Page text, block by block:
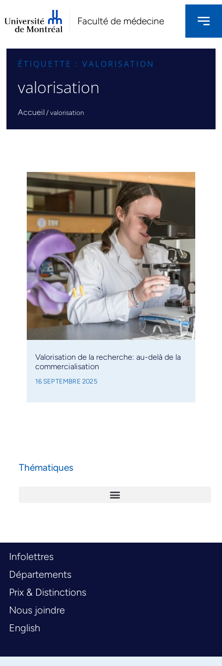
Faculté de médecine
ÉTIQUETTE : VALORISATION
valorisation
Accueil /valorisation
Valorisation de la recherche: au-delà de la
commercialisation
16 SEPTEMBRE 2025
Thématiques
Infolettres
Départements
Prix & Distinctions
Nous joindre
English